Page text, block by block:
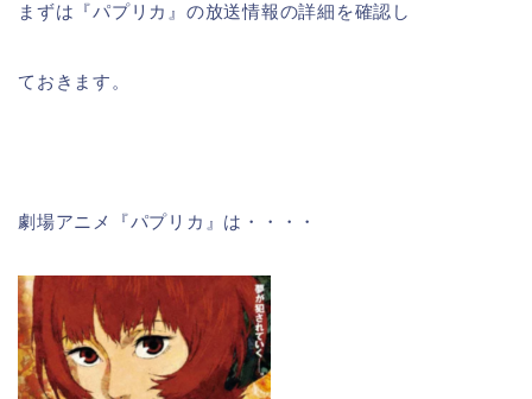
まずは『パプリカ』の放送情報の詳細を確認し
ておきます。
劇場アニメ『パプリカ』は・・・・